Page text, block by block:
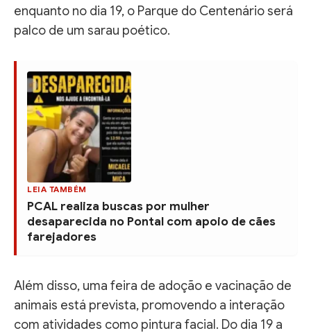
enquanto no dia 19, o Parque do Centenário será
palco de um sarau poético.
LEIA TAMBÉM
PCAL realiza buscas por mulher
desaparecida no Pontal com apoio de cães
farejadores
Além disso, uma feira de adoção e vacinação de
animais está prevista, promovendo a interação
com atividades como pintura facial. Do dia 19 a